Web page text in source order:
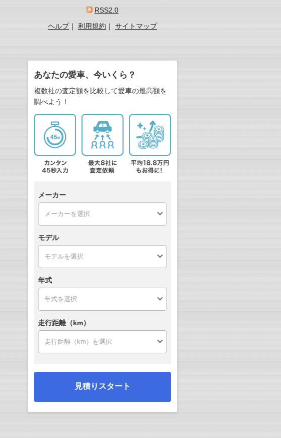
RSS2.0
ヘルプ｜ 利用規約 ｜ サイトマップ
あなたの愛車、今いくら？
複数社の査定額を比較して愛車の最高額を
調べよう！
メーカー
モデル
年式
走行距離（km）
見積りスタート